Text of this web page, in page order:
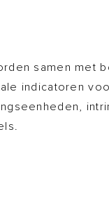
samen met
indicatoren